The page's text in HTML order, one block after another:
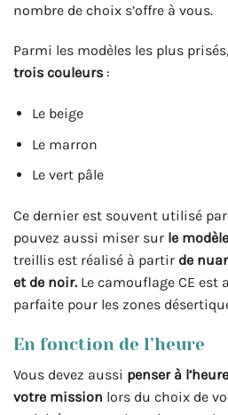
nombre de choix s’offre à vous.
Parmi les modèles les plus
trois couleurs :
Le beige
Le marron
Le vert pâle
Ce dernier est souvent utilisé par
pouvez aussi miser sur le
treillis est réalisé à partir de
et de noir. Le camouflage CE est
parfaite pour les zones
En fonction de l’heure
Vous devez aussi penser à
votre mission lors du choix de